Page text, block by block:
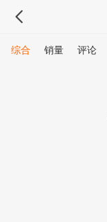
综合 销量 评论